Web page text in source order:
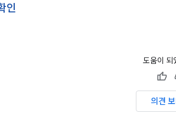
인
도움이 되
의견